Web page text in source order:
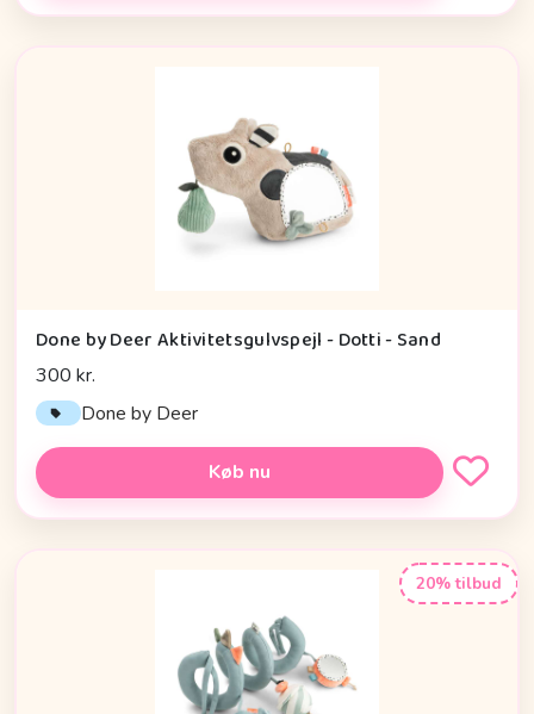
Done by Deer Aktivitetsgulvspejl - Dotti - Sand
300 kr.
Done by Deer
Køb nu
20% tilbud